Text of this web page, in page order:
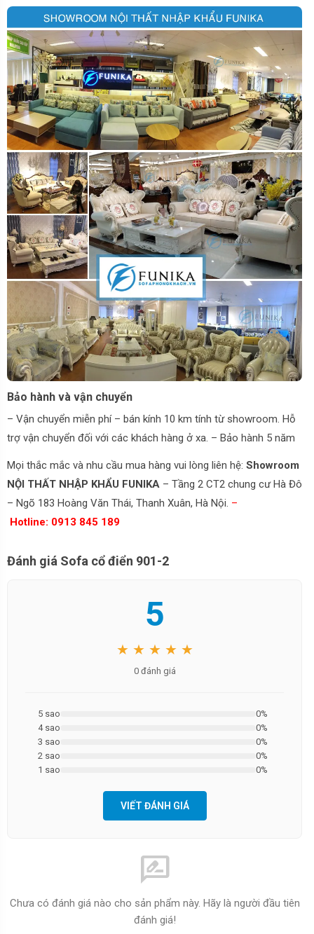
Bảo hành và vận chuyển
– Vận chuyển miễn phí – bán kính 10 km tính từ showroom. Hỗ
trợ vận chuyển đối với các khách hàng ở xa. – Bảo hành 5 năm
Mọi thắc mắc và nhu cầu mua hàng vui lòng liên hệ: Showroom
NỘI THẤT NHẬP KHẨU FUNIKA – Tầng 2 CT2 chung cư Hà Đô
– Ngõ 183 Hoàng Văn Thái, Thanh Xuân, Hà Nội. –
Hotline: 0913 845 189
Đánh giá Sofa cổ điển 901-2
5
★ ★ ★ ★ ★
0 đánh giá
5 sao
0%
4 sao
0%
3 sao
0%
2 sao
0%
1 sao
0%
VIẾT ĐÁNH GIÁ
rate_review
Chưa có đánh giá nào cho sản phẩm này. Hãy là người đầu tiên
đánh giá!